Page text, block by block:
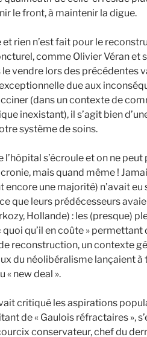
le front, à maintenir la digue.
rien n’est fait pour le
comme Olivier Véran et
vendre lors des précédentes
due aux
(dans un contexte de
inexistant), il s’agit bien
système de soins.
l’hôpital s’écroule et on ne
mais quand même !
une majorité) n’avait eu
que leurs prédécesseurs
Hollande) : les (presque)
qu’il en coûte » permettant
reconstruction, un contexte
du néolibéralisme lançaient à
« new deal ».
critiqué les aspirations
de « Gaulois réfractaires »,
conservateur, chef du